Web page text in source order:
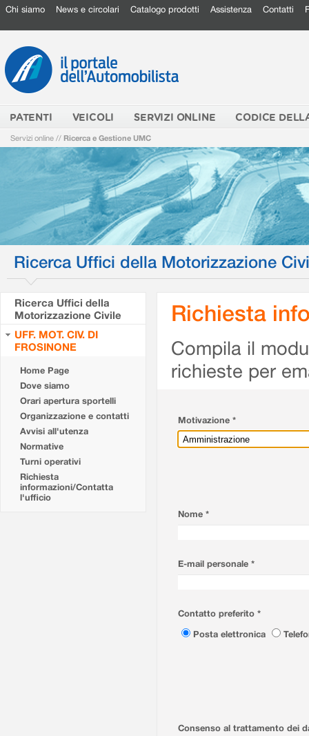
Chi siamo News e circolari Catalogo prodotti Assistenza Contatti
PATENTI VEICOLI SERVIZI ONLINE CODICE
Servizi online // Ricerca e Gestione UMC
Ricerca Uffici della Motorizzazione
Ricerca Uffici della
Motorizzazione Civile
UFF. MOT. CIV. DI
FROSINONE
Home Page
Dove siamo
Orari apertura sportelli
Organizzazione e contatti
Avvisi all'utenza
Normative
Turni operativi
Richiesta
informazioni/Contatta
l'ufficio
Richiesta
Compila il
richieste per
Motivazione *
Nome *
E-mail personale *
Contatto preferito *
Posta elettronica
Consenso al trattamento dei